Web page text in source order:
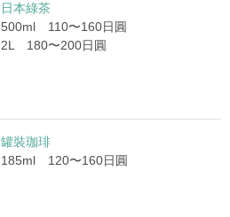
日本綠茶
500ml 110〜160日圓
2L 180〜200日圓
罐裝珈琲
185ml 120〜160日圓